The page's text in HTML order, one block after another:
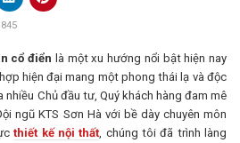
cổ điển là một xu hướng nổi bật hiện nay
hiện đại mang một phong thái lạ và độc
Chủ đầu tư, Quý khách hàng đam mê
ngũ KTS Sơn Hà với bề dày chuyên môn
thiết kế nội thất , chúng tôi đã trình làng